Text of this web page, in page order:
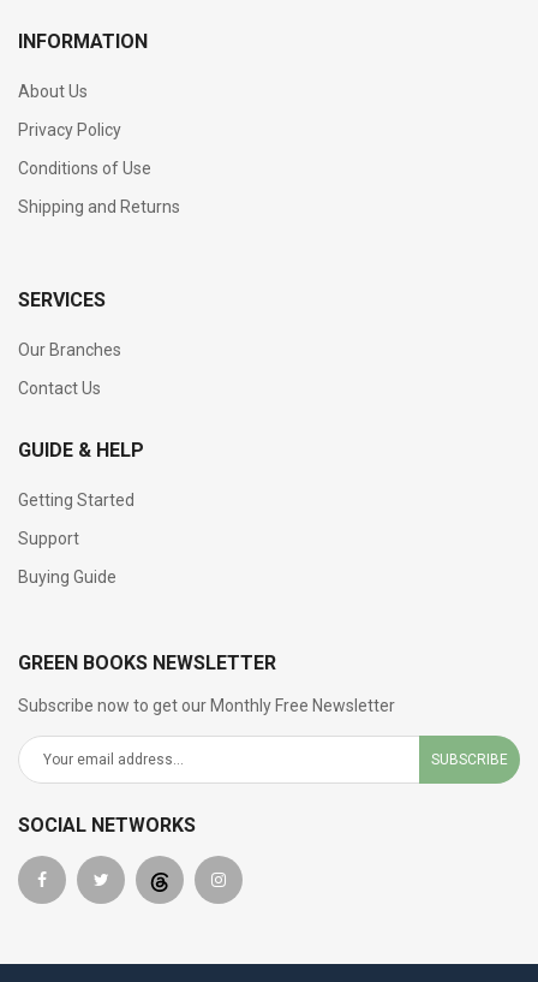
INFORMATION
About Us
Privacy Policy
Conditions of Use
Shipping and Returns
SERVICES
Our Branches
Contact Us
GUIDE & HELP
Getting Started
Support
Buying Guide
GREEN BOOKS NEWSLETTER
Subscribe now to get our Monthly Free Newsletter
SUBSCRIBE
SOCIAL NETWORKS